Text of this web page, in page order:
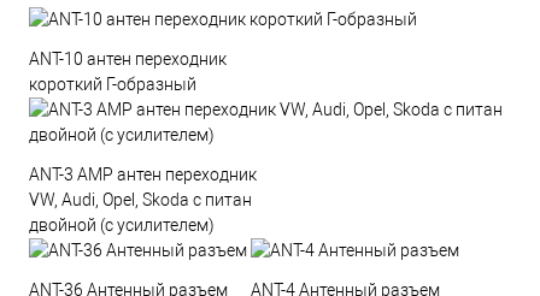
ANT-10 антен переходник
короткий Г-образный
ANT-3 AMP антен переходник
VW, Audi, Opel, Skoda с питан
двойной (с усилителем)
ANT-36 Антенный разъем ANT-4 Антенный разъем